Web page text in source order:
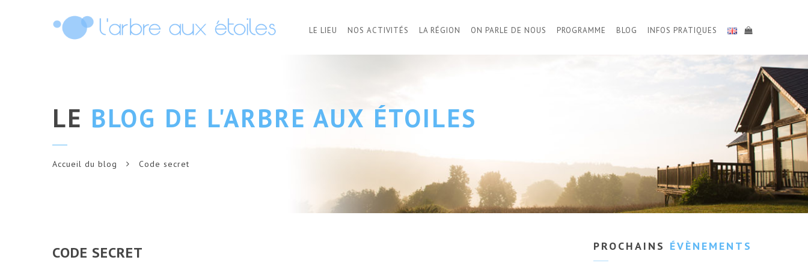
LE LIEU NOS ACTIVITÉS LA RÉGION ON PARLE DE NOUS PROGRAMME BLOG INFOS PRATIQUES
LE BLOG DE L'ARBRE AUX ÉTOILES
Accueil du blog Code secret
CODE SECRET PROCHAINS ÉVÈNEMENTS